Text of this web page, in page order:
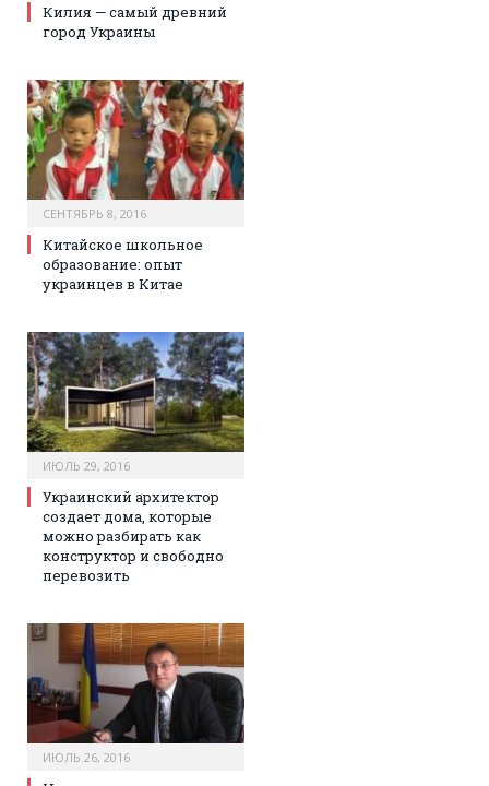
Килия — самый древний
город Украины
СЕНТЯБРЬ 8, 2016
Китайское школьное
образование: опыт
украинцев в Китае
ИЮЛЬ 29, 2016
Украинский архитектор
создает дома, которые
можно разбирать как
конструктор и свободно
перевозить
ИЮЛЬ 26, 2016